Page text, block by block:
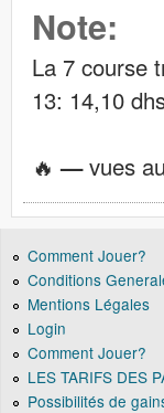
Note:
La 7 course
13: 14,10
🔥—vues
Comment Jouer?
Conditions
Mentions Légales
Login
Comment Jouer?
LES TARIFS DES
Possibilités de